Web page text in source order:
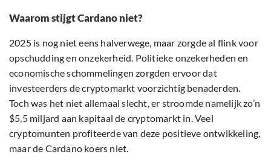
Waarom stijgt Cardano niet?
2025 is nog niet eens halverwege, maar zorgde al flink voor
opschudding en onzekerheid. Politieke onzekerheden en
economische schommelingen zorgden ervoor dat
investeerders de cryptomarkt voorzichtig benaderden.
Toch was het niet allemaal slecht, er stroomde namelijk zo’n
$5,5 miljard aan kapitaal de cryptomarkt in. Veel
cryptomunten profiteerde van deze positieve ontwikkeling,
maar de Cardano koers niet.